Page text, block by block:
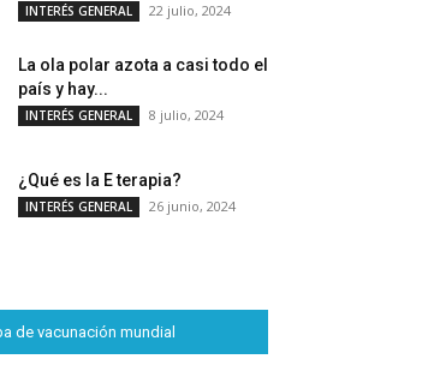
INTERÉS GENERAL 22 julio, 2024
La ola polar azota a casi todo el
país y hay...
INTERÉS GENERAL 8 julio, 2024
¿Qué es la E terapia?
INTERÉS GENERAL 26 junio, 2024
de vacunación mundial